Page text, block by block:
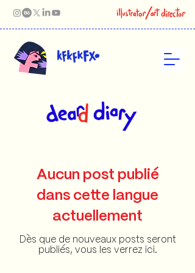
Aucun post publié
dans cette langue
actuellement
Dès que de nouveaux posts seront
publiés, vous les verrez ici.